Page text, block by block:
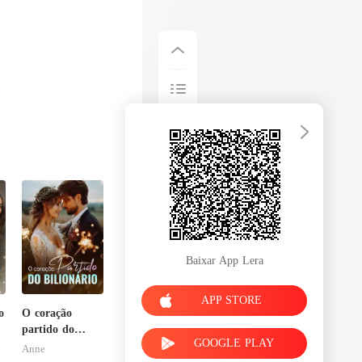
O coração
partido do
bilionário
Anne
Baixar App Lera
APP STORE
GOOGLE PLAY